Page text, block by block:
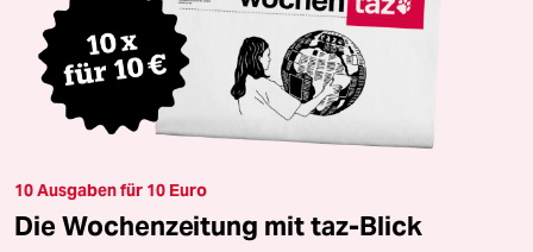
10 Ausgaben für 10 Euro
Die Wochenzeitung mit taz-Blick